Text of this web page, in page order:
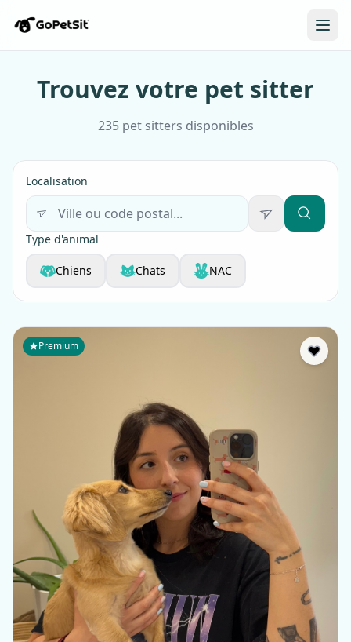
Trouvez votre pet sitter
235 pet sitters disponibles
Localisation
Type d'animal
Chiens Chats NAC
Premium